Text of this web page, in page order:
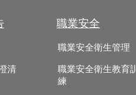
清
職業安全
職業安全衛生管理
職業安全衛生教育訓
練